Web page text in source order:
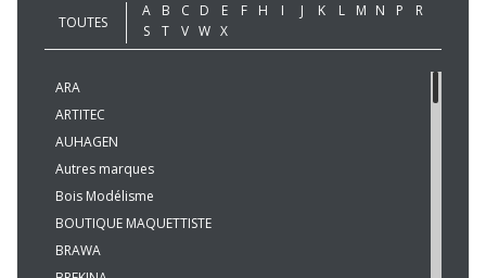
TOUTES
A B C D E F H I J K L M N P
R
S
T V W X
ARA
ARTITEC
AUHAGEN
Autres marques
Bois Modélisme
BOUTIQUE MAQUETTISTE
BRAWA